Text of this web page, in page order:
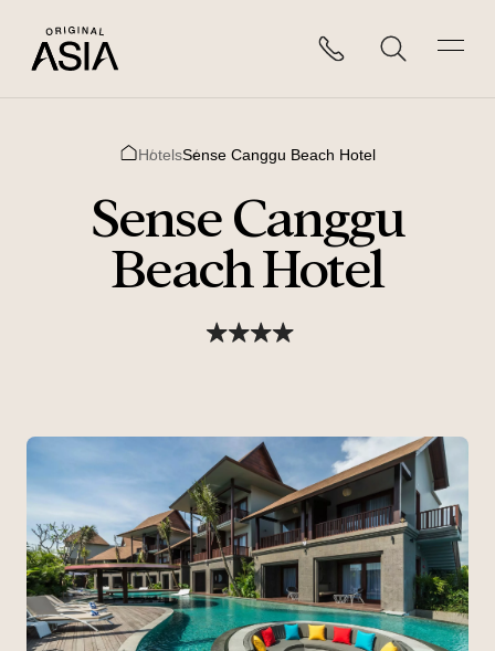
HotelsSense Canggu Beach Hotel
Sense Canggu
Beach Hotel